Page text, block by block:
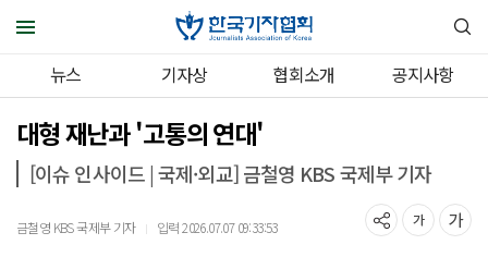
뉴스 기자상 협회소개 공지사항
대형 재난과 '고통의 연대'
[이슈 인사이드 | 국제·외교] 금철영 KBS 국제부 기자
금철영 KBS 국제부 기자 ｜ 입력 2026.07.07 09:33:53